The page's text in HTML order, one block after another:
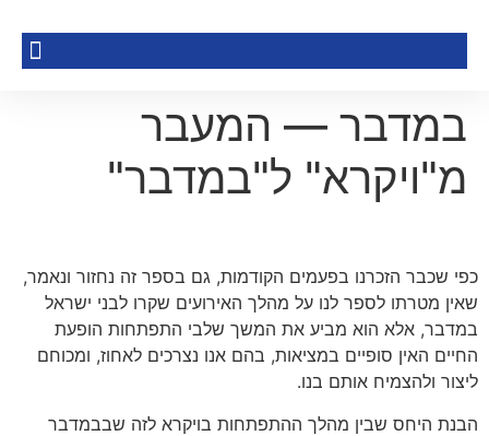
במדבר — המעבר
מ"ויקרא" ל"במדבר"
כפי שכבר הזכרנו בפעמים הקודמות, גם בספר זה נחזור ונאמר,
שאין מטרתו לספר לנו על מהלך האירועים שקרו לבני ישראל
במדבר, אלא הוא מביע את המשך שלבי התפתחות הופעת
החיים האין סופיים במציאות, בהם אנו נצרכים לאחוז, ומכוחם
ליצור ולהצמיח אותם בנו.
הבנת היחס שבין מהלך ההתפתחות בויקרא לזה שבבמדבר